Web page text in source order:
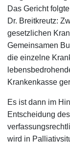
Das Gericht
Dr. Breitkreutz:
gesetzlichen
Gemeinsamen
die einzelne
Krankenkasse
Es ist dann im
Entscheidung
wird in